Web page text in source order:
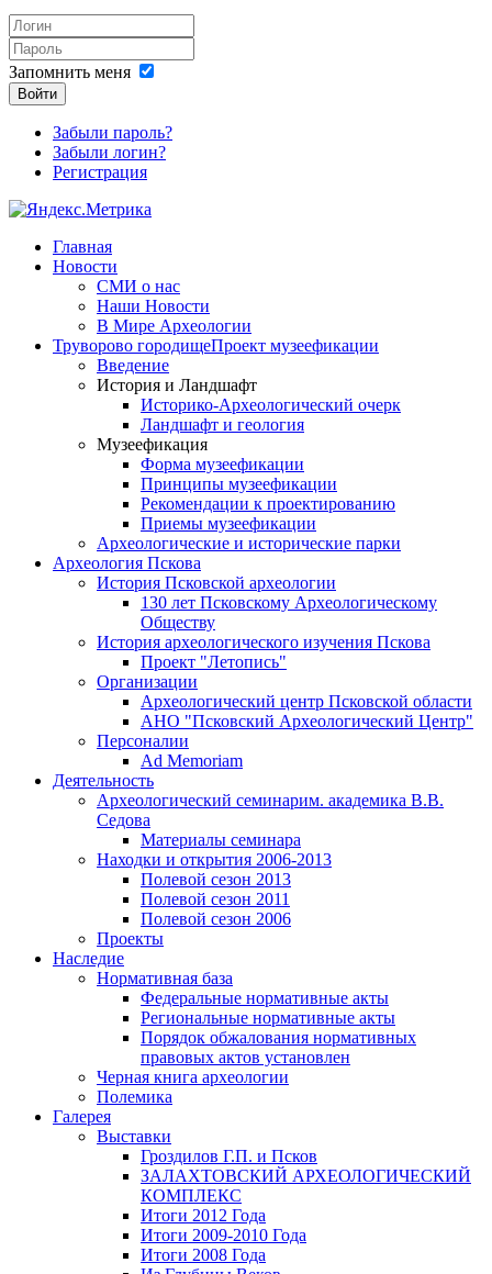
Запомнить меня
Войти
Забыли пароль?
Забыли логин?
Регистрация
Главная
Новости
СМИ о нас
Наши Новости
В Мире Археологии
Труворово городищеПроект музеефикации
Введение
История и Ландшафт
Историко-Археологический очерк
Ландшафт и геология
Музеефикация
Форма музеефикации
Принципы музеефикации
Рекомендации к проектированию
Приемы музеефикации
Археологические и исторические парки
Археология Пскова
История Псковской археологии
130 лет Псковскому Археологическому
Обществу
История археологического изучения Пскова
Проект "Летопись"
Организации
Археологический центр Псковской области
АНО "Псковский Археологический Центр"
Персоналии
Ad Memoriam
Деятельность
Археологический семинарим. академика В.В.
Седова
Материалы семинара
Находки и открытия 2006-2013
Полевой сезон 2013
Полевой сезон 2011
Полевой сезон 2006
Проекты
Наследие
Нормативная база
Федеральные нормативные акты
Региональные нормативные акты
Порядок обжалования нормативных
правовых актов установлен
Черная книга археологии
Полемика
Галерея
Выставки
Гроздилов Г.П. и Псков
ЗАЛАХТОВСКИЙ АРХЕОЛОГИЧЕСКИЙ
КОМПЛЕКС
Итоги 2012 Года
Итоги 2009-2010 Года
Итоги 2008 Года